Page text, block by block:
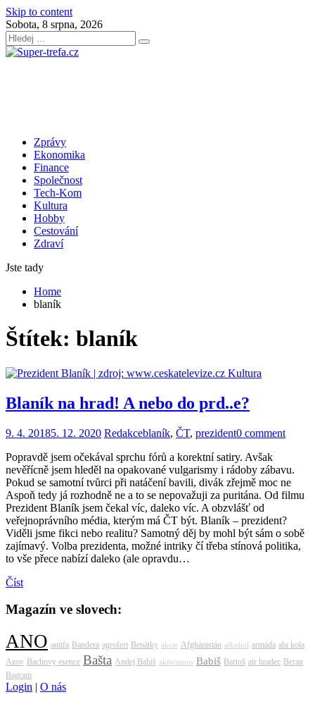
Skip to content
Sobota, 8 srpna, 2026
Zprávy
Ekonomika
Finance
Společnost
Tech-Kom
Kultura
Hobby
Cestování
Zdraví
Jste tady
Home
blaník
Štítek: blaník
Kultura
Blaník na hrad! A nebo do prd..e?
9. 4. 20185. 12. 2020 Redakceblaník, ČT, prezident0 comment
Popravdě jsem očekával sprchu fórů a korektní satiry. Avšak
nevěřícně jsem hleděl na opakované vulgarismy i rádoby zábavu.
Pokud se samotní tvůrci při natáčení bavili, divák zřejmě moc ne
Aspoň tedy já rozhodně ne a to se nepovažuji za puritána. Od filmu
Prezident Blaník jsem čekal víc, daleko víc. A obzvlášť od
veřejnoprávního média, kterým má ČT být. Blaník – prezident?
Viděli jsme fikci nebo realitu? Samotný děj by mohl být sám o sobě
zajímavý. Volba prezidenta, možné intriky čí třeba stínová politika,
to vše přece nabízí daleko (ale opravdu…
Číst
Magazín ve slovech:
ANO antifa Bandera agrofert Benátky akcie Afghánistán alkohol armáda alu kola
Azov Bachovy esence Bašta Andej Babiš aktivismus Babiš Bartoš air hradec Beran
Bagram
Login | O nás